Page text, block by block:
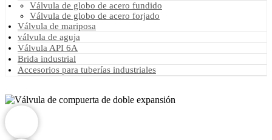
Válvula de globo de acero fundido
Válvula de globo de acero forjado
Válvula de mariposa
válvula de aguja
Válvula API 6A
Brida industrial
Accesorios para tuberías industriales